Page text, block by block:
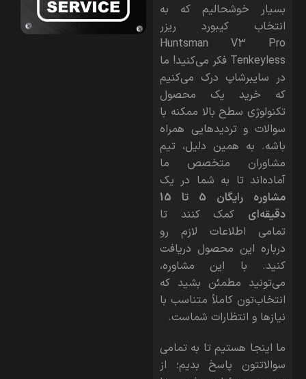
بسیار خوشحالیم که به
انتخاب کیبورد ریزر
Huntsman V3 Pro
Tenkeyless فکر می‌کنید! ما
در سایبرشاپ درک می‌کنیم
که خرید یک محصول
تکنولوژی سطح بالا ممکنه با
سوالات و تردیدهایی همراه
باشه. به همین دلیل، تیم
مشاوران متخصص ما
آماده‌اند تا به شما در یک
مشاوره رایگان 5 تا 15
دقیقه‌ای کمک کنند تا
تمامی اطلاعات لازم رو
درباره این محصول دریافت
کنید. با این مشاوره،
می‌تونید مطمئن بشید که
انتخاب‌تون کاملاً متناسب با
نیازها و انتظارات شماست.
ما اینجا هستیم تا به تمامی
سوالاتتون پاسخ بدیم؛ از